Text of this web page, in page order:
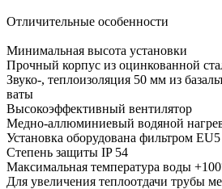
Отличительные особенности
Минимальная высота установки
Прочный корпус из оцинкованной
Звуко-, теплоизоляция 50 мм из
ваты
Высокоэффективный вентилятор
Медно-аллюминиевый водяной
Установка оборудована фильтром EU5
Степень защиты IP 54
Максимальная температура воды
Для увеличения теплоотдачи трубы